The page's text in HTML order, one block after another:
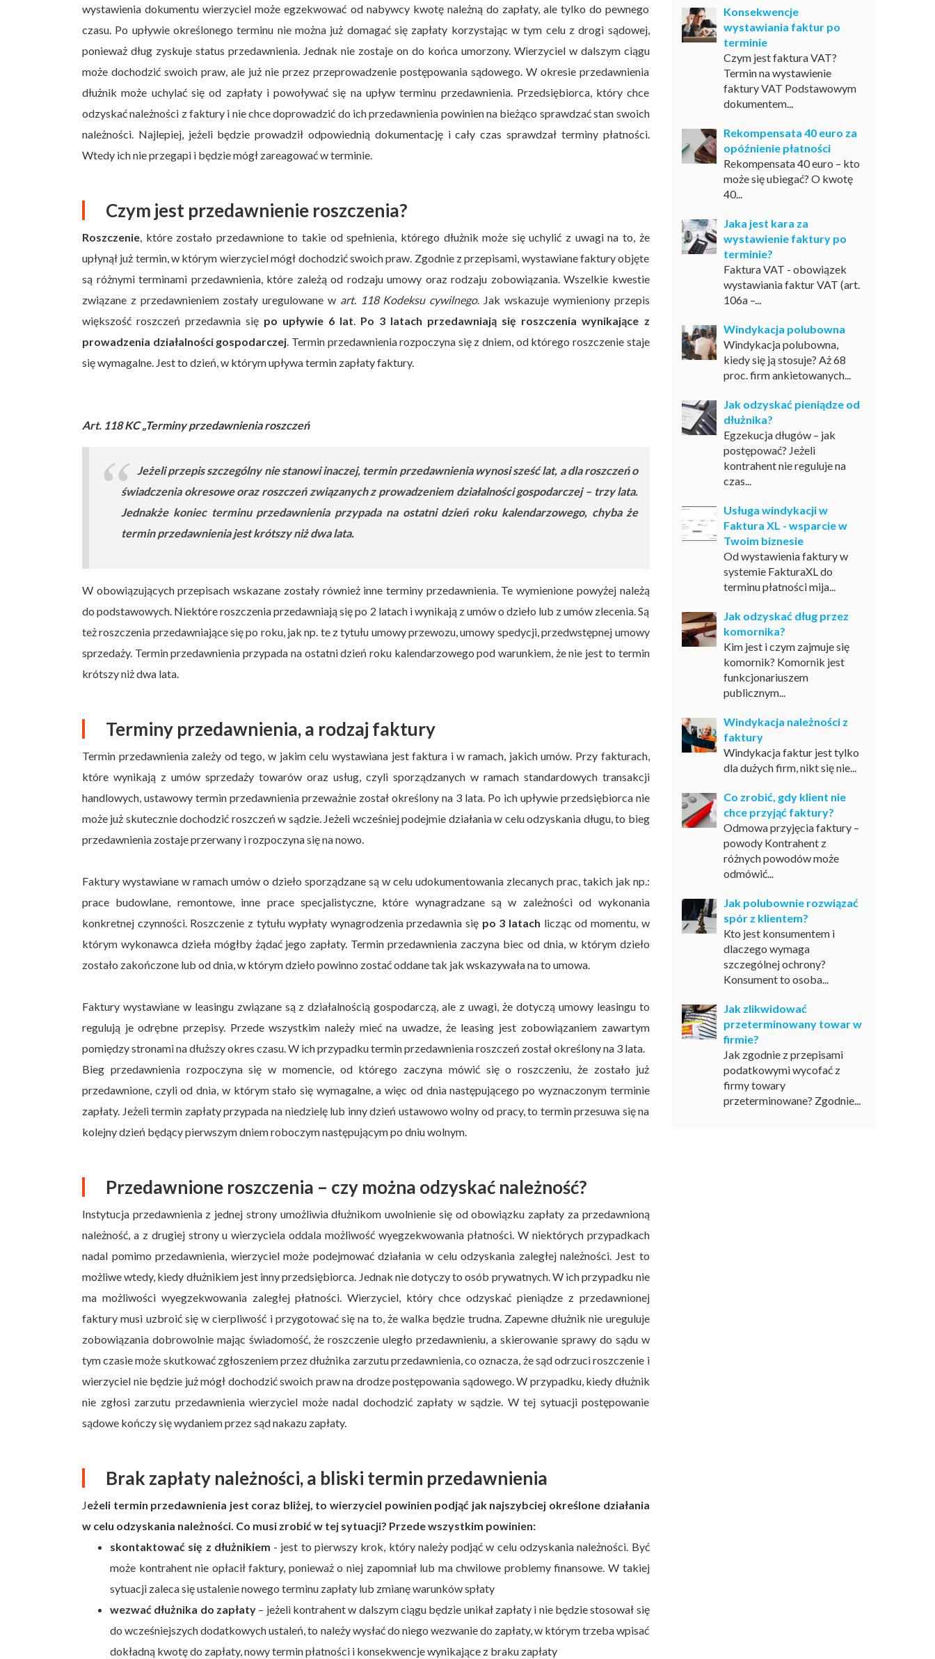
wystawienia dokumentu wierzyciel może egzekwować od nabywcy kwotę należną do zapłaty, ale tylko do pewnego
czasu. Po upływie określonego terminu nie można już domagać się zapłaty korzystając w tym celu z drogi sądowej,
ponieważ dług zyskuje status przedawnienia. Jednak nie zostaje on do końca umorzony. Wierzyciel w dalszym ciągu
może dochodzić swoich praw, ale już nie przez przeprowadzenie postępowania sądowego. W okresie przedawnienia
dłużnik może uchylać się od zapłaty i powoływać się na upływ terminu przedawnienia. Przedsiębiorca, który chce
odzyskać należności z faktury i nie chce doprowadzić do ich przedawnienia powinien na bieżąco sprawdzać stan swoich
należności. Najlepiej, jeżeli będzie prowadził odpowiednią dokumentację i cały czas sprawdzał terminy płatności.
Wtedy ich nie przegapi i będzie mógł zareagować w terminie.
Czym jest przedawnienie roszczenia?
Roszczenie, które zostało przedawnione to takie od spełnienia, którego dłużnik może się uchylić z uwagi na to, że
upłynął już termin, w którym wierzyciel mógł dochodzić swoich praw. Zgodnie z przepisami, wystawiane faktury objęte
są różnymi terminami przedawnienia, które zależą od rodzaju umowy oraz rodzaju zobowiązania. Wszelkie kwestie
związane z przedawnieniem zostały uregulowane w art. 118 Kodeksu cywilnego. Jak wskazuje wymieniony przepis
większość roszczeń przedawnia się po upływie 6 lat. Po 3 latach przedawniają się roszczenia wynikające z
prowadzenia działalności gospodarczej. Termin przedawnienia rozpoczyna się z dniem, od którego roszczenie staje
się wymagalne. Jest to dzień, w którym upływa termin zapłaty faktury.
Art. 118 KC „Terminy przedawnienia roszczeń
Jeżeli przepis szczególny nie stanowi inaczej, termin przedawnienia wynosi sześć lat, a dla roszczeń o
świadczenia okresowe oraz roszczeń związanych z prowadzeniem działalności gospodarczej – trzy lata.
Jednakże koniec terminu przedawnienia przypada na ostatni dzień roku kalendarzowego, chyba że
termin przedawnienia jest krótszy niż dwa lata.
W obowiązujących przepisach wskazane zostały również inne terminy przedawnienia. Te wymienione powyżej należą
do podstawowych. Niektóre roszczenia przedawniają się po 2 latach i wynikają z umów o dzieło lub z umów zlecenia. Są
też roszczenia przedawniające się po roku, jak np. te z tytułu umowy przewozu, umowy spedycji, przedwstępnej umowy
sprzedaży. Termin przedawnienia przypada na ostatni dzień roku kalendarzowego pod warunkiem, że nie jest to termin
krótszy niż dwa lata.
Terminy przedawnienia, a rodzaj faktury
Termin przedawnienia zależy od tego, w jakim celu wystawiana jest faktura i w ramach, jakich umów. Przy fakturach,
które wynikają z umów sprzedaży towarów oraz usług, czyli sporządzanych w ramach standardowych transakcji
handlowych, ustawowy termin przedawnienia przeważnie został określony na 3 lata. Po ich upływie przedsiębiorca nie
może już skutecznie dochodzić roszczeń w sądzie. Jeżeli wcześniej podejmie działania w celu odzyskania długu, to bieg
przedawnienia zostaje przerwany i rozpoczyna się na nowo.
Faktury wystawiane w ramach umów o dzieło sporządzane są w celu udokumentowania zlecanych prac, takich jak np.:
prace budowlane, remontowe, inne prace specjalistyczne, które wynagradzane są w zależności od wykonania
konkretnej czynności. Roszczenie z tytułu wypłaty wynagrodzenia przedawnia się po 3 latach licząc od momentu, w
którym wykonawca dzieła mógłby żądać jego zapłaty. Termin przedawnienia zaczyna biec od dnia, w którym dzieło
zostało zakończone lub od dnia, w którym dzieło powinno zostać oddane tak jak wskazywała na to umowa.
Faktury wystawiane w leasingu związane są z działalnością gospodarczą, ale z uwagi, że dotyczą umowy leasingu to
regulują je odrębne przepisy. Przede wszystkim należy mieć na uwadze, że leasing jest zobowiązaniem zawartym
pomiędzy stronami na dłuższy okres czasu. W ich przypadku termin przedawnienia roszczeń został określony na 3 lata.
Bieg przedawnienia rozpoczyna się w momencie, od którego zaczyna mówić się o roszczeniu, że zostało już
przedawnione, czyli od dnia, w którym stało się wymagalne, a więc od dnia następującego po wyznaczonym terminie
zapłaty. Jeżeli termin zapłaty przypada na niedzielę lub inny dzień ustawowo wolny od pracy, to termin przesuwa się na
kolejny dzień będący pierwszym dniem roboczym następującym po dniu wolnym.
Przedawnione roszczenia – czy można odzyskać należność?
Instytucja przedawnienia z jednej strony umożliwia dłużnikom uwolnienie się od obowiązku zapłaty za przedawnioną
należność, a z drugiej strony u wierzyciela oddala możliwość wyegzekwowania płatności. W niektórych przypadkach
nadal pomimo przedawnienia, wierzyciel może podejmować działania w celu odzyskania zaległej należności. Jest to
możliwe wtedy, kiedy dłużnikiem jest inny przedsiębiorca. Jednak nie dotyczy to osób prywatnych. W ich przypadku nie
ma możliwości wyegzekwowania zaległej płatności. Wierzyciel, który chce odzyskać pieniądze z przedawnionej
faktury musi uzbroić się w cierpliwość i przygotować się na to, że walka będzie trudna. Zapewne dłużnik nie ureguluje
zobowiązania dobrowolnie mając świadomość, że roszczenie uległo przedawnieniu, a skierowanie sprawy do sądu w
tym czasie może skutkować zgłoszeniem przez dłużnika zarzutu przedawnienia, co oznacza, że sąd odrzuci roszczenie i
wierzyciel nie będzie już mógł dochodzić swoich praw na drodze postępowania sądowego. W przypadku, kiedy dłużnik
nie zgłosi zarzutu przedawnienia wierzyciel może nadal dochodzić zapłaty w sądzie. W tej sytuacji postępowanie
sądowe kończy się wydaniem przez sąd nakazu zapłaty.
Brak zapłaty należności, a bliski termin przedawnienia
Jeżeli termin przedawnienia jest coraz bliżej, to wierzyciel powinien podjąć jak najszybciej określone działania
w celu odzyskania należności. Co musi zrobić w tej sytuacji? Przede wszystkim powinien:
skontaktować się z dłużnikiem - jest to pierwszy krok, który należy podjąć w celu odzyskania należności. Być
może kontrahent nie opłacił faktury, ponieważ o niej zapomniał lub ma chwilowe problemy finansowe. W takiej
sytuacji zaleca się ustalenie nowego terminu zapłaty lub zmianę warunków spłaty
wezwać dłużnika do zapłaty– jeżeli kontrahent w dalszym ciągu będzie unikał zapłaty i nie będzie stosował się
do wcześniejszych dodatkowych ustaleń, to należy wysłać do niego wezwanie do zapłaty, w którym trzeba wpisać
dokładną kwotę do zapłaty, nowy termin płatności i konsekwencje wynikające z braku zapłaty
Konsekwencje
wystawiania faktur po
terminie
Czym jest faktura VAT?
Termin na wystawienie
faktury VAT Podstawowym
dokumentem...
Rekompensata 40 euro za
opóźnienie płatności
Rekompensata 40 euro – kto
może się ubiegać? O kwotę
40...
Jaka jest kara za
wystawienie faktury po
terminie?
Faktura VAT - obowiązek
wystawiania faktur VAT (art.
106a –...
Windykacja polubowna
Windykacja polubowna,
kiedy się ją stosuje? Aż 68
proc. firm ankietowanych...
Jak odzyskać pieniądze od
dłużnika?
Egzekucja długów – jak
postępować? Jeżeli
kontrahent nie reguluje na
czas...
Usługa windykacji w
Faktura XL - wsparcie w
Twoim biznesie
Od wystawienia faktury w
systemie FakturaXL do
terminu płatności mija...
Jak odzyskać dług przez
komornika?
Kim jest i czym zajmuje się
komornik? Komornik jest
funkcjonariuszem
publicznym...
Windykacja należności z
faktury
Windykacja faktur jest tylko
dla dużych firm, nikt się nie...
Co zrobić, gdy klient nie
chce przyjąć faktury?
Odmowa przyjęcia faktury –
powody Kontrahent z
różnych powodów może
odmówić...
Jak polubownie rozwiązać
spór z klientem?
Kto jest konsumentem i
dlaczego wymaga
szczególnej ochrony?
Konsument to osoba...
Jak zlikwidować
przeterminowany towar w
firmie?
Jak zgodnie z przepisami
podatkowymi wycofać z
firmy towary
przeterminowane? Zgodnie...